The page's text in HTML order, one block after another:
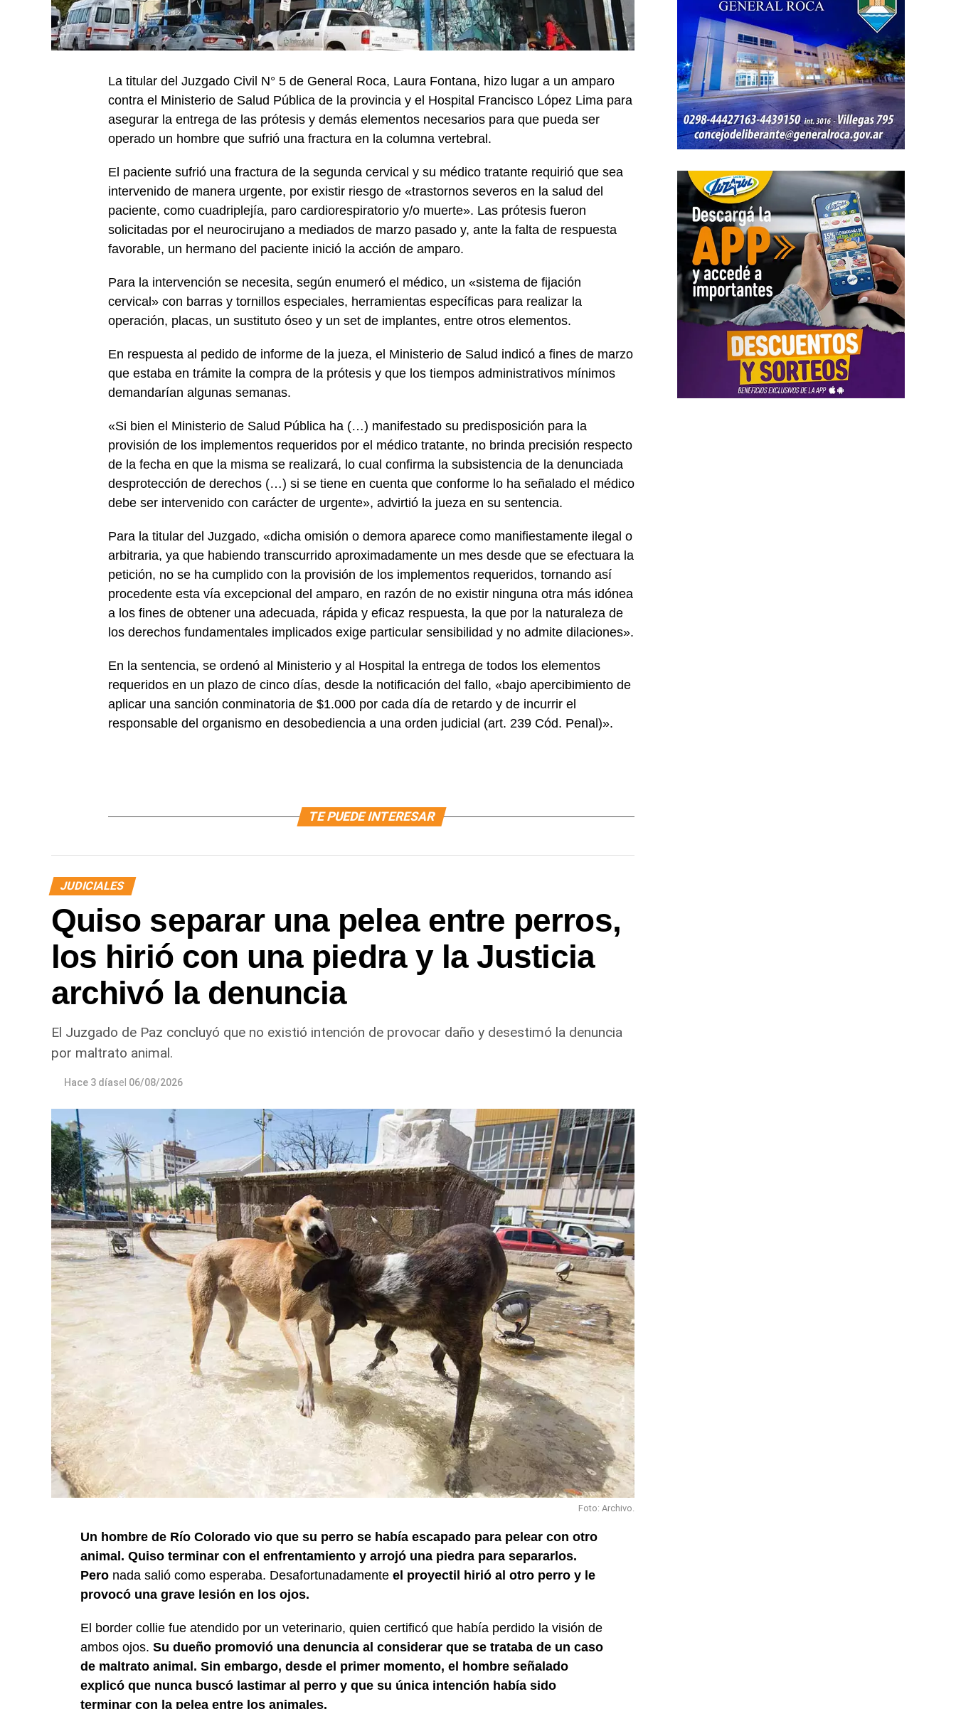
La titular del Juzgado Civil N° 5 de General Roca, Laura Fontana, hizo lugar a un amparo
contra el Ministerio de Salud Pública de la provincia y el Hospital Francisco López Lima para
asegurar la entrega de las prótesis y demás elementos necesarios para que pueda ser
operado un hombre que sufrió una fractura en la columna vertebral.
El paciente sufrió una fractura de la segunda cervical y su médico tratante requirió que sea
intervenido de manera urgente, por existir riesgo de «trastornos severos en la salud del
paciente, como cuadriplejía, paro cardiorespiratorio y/o muerte». Las prótesis fueron
solicitadas por el neurocirujano a mediados de marzo pasado y, ante la falta de respuesta
favorable, un hermano del paciente inició la acción de amparo.
Para la intervención se necesita, según enumeró el médico, un «sistema de fijación
cervical» con barras y tornillos especiales, herramientas específicas para realizar la
operación, placas, un sustituto óseo y un set de implantes, entre otros elementos.
En respuesta al pedido de informe de la jueza, el Ministerio de Salud indicó a fines de marzo
que estaba en trámite la compra de la prótesis y que los tiempos administrativos mínimos
demandarían algunas semanas.
«Si bien el Ministerio de Salud Pública ha (…) manifestado su predisposición para la
provisión de los implementos requeridos por el médico tratante, no brinda precisión respecto
de la fecha en que la misma se realizará, lo cual confirma la subsistencia de la denunciada
desprotección de derechos (…) si se tiene en cuenta que conforme lo ha señalado el médico
debe ser intervenido con carácter de urgente», advirtió la jueza en su sentencia.
Para la titular del Juzgado, «dicha omisión o demora aparece como manifiestamente ilegal o
arbitraria, ya que habiendo transcurrido aproximadamente un mes desde que se efectuara la
petición, no se ha cumplido con la provisión de los implementos requeridos, tornando así
procedente esta vía excepcional del amparo, en razón de no existir ninguna otra más idónea
a los fines de obtener una adecuada, rápida y eficaz respuesta, la que por la naturaleza de
los derechos fundamentales implicados exige particular sensibilidad y no admite dilaciones».
En la sentencia, se ordenó al Ministerio y al Hospital la entrega de todos los elementos
requeridos en un plazo de cinco días, desde la notificación del fallo, «bajo apercibimiento de
aplicar una sanción conminatoria de $1.000 por cada día de retardo y de incurrir el
responsable del organismo en desobediencia a una orden judicial (art. 239 Cód. Penal)».
TE PUEDE INTERESAR
JUDICIALES
Quiso separar una pelea entre perros,
los hirió con una piedra y la Justicia
archivó la denuncia
El Juzgado de Paz concluyó que no existió intención de provocar daño y desestimó la denuncia
por maltrato animal.
Hace 3 díasel 06/08/2026
Foto: Archivo.
Un hombre de Río Colorado vio que su perro se había escapado para pelear con otro
animal. Quiso terminar con el enfrentamiento y arrojó una piedra para separarlos.
Pero nada salió como esperaba. Desafortunadamente el proyectil hirió al otro perro y le
provocó una grave lesión en los ojos.
El border collie fue atendido por un veterinario, quien certificó que había perdido la visión de
ambos ojos. Su dueño promovió una denuncia al considerar que se trataba de un caso
de maltrato animal. Sin embargo, desde el primer momento, el hombre señalado
explicó que nunca buscó lastimar al perro y que su única intención había sido
terminar con la pelea entre los animales.